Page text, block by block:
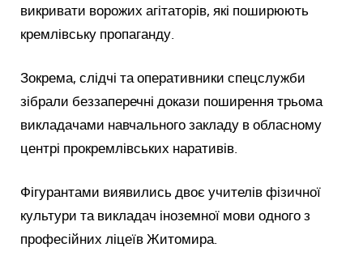
викривати ворожих агітаторів, які поширюють
кремлівську пропаганду.
Зокрема, слідчі та оперативники спецслужби
зібрали беззаперечні докази поширення трьома
викладачами навчального закладу в обласному
центрі прокремлівських наративів.
Фігурантами виявились двоє учителів фізичної
культури та викладач іноземної мови одного з
професійних ліцеїв Житомира.